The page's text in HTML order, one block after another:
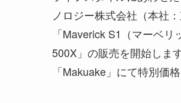
ノロジー株式会社（本社
「Maverick S1（マーベ
500X」の販売を開始しま
「Makuake」にて特別価